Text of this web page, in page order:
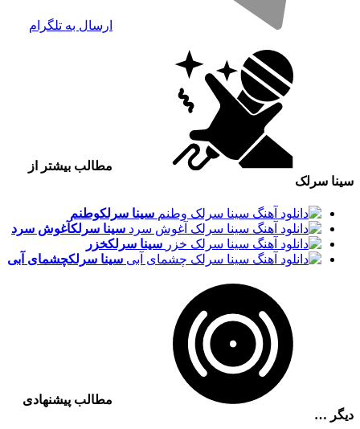
ارسال به تلگرام
مطالب بیشتر از
سینا سرلک
سینا سرلکوطنم
سینا سرلکآغوش سرد
سینا سرلکخزر
سینا سرلکچشمای آبی
مطالب پیشنهادی
دیگر …